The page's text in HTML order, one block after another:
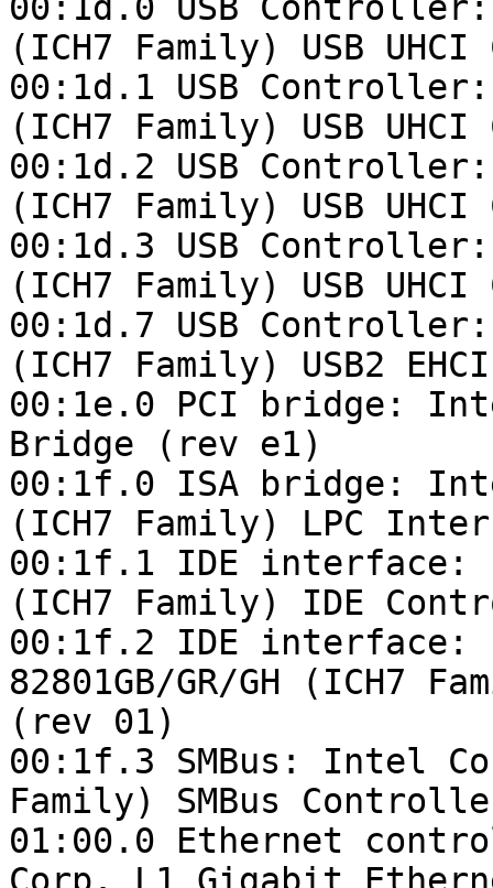
00:1d.0 USB
(ICH7 Family) USB
00:1d.1 USB
(ICH7 Family) USB
00:1d.2 USB
(ICH7 Family) USB
00:1d.3 USB
(ICH7 Family) USB
00:1d.7 USB
(ICH7 Family) USB2
00:1e.0 PCI bridge:
Bridge (rev e1)
00:1f.0 ISA bridge:
(ICH7 Family) LPC
00:1f.1 IDE interface:
(ICH7 Family) IDE
00:1f.2 IDE interface:
82801GB/GR/GH (ICH7
(rev 01)
00:1f.3 SMBus: Intel
Family) SMBus
01:00.0 Ethernet